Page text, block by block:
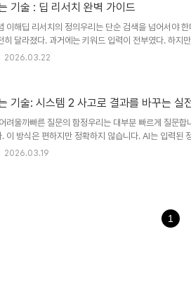
율성을 높이지만 정확성을 희생할 수 있습니다. 우리
얻을 수 있습니다.토큰의 개념 이해AI는 우리가 사용
기술 : 딥 리서치 완벽 가이드
이해딥 리서치의 정의우리는 단순 검색을 넘어서야
히 달라졌다. 과거에는 키워드 입력이 전부였다. 하지
한다. 바로 이 지점에서 딥 리서치가 등장한다. 딥 리서
식이다. 우리는 이 방식을 통해 정보의 표면이 아니라
차이기존 검색은 속도 중심이다. 우리는 빠르게 답을
2026.03.22
기술: 시스템 2 사고로 결과를 바꾸는 실
려울까빠른 질문의 함정우리는 대부분 빠르게 질문합
이 방식은 편하지만 정확하지 않습니다. AI는 입력된
서 정보가 부족하면 결과도 부족합니다. 많은 사람들이
는 맥락을 기반으로 작동합니다. 하지만 대부분의 질문
2026.03.19
1